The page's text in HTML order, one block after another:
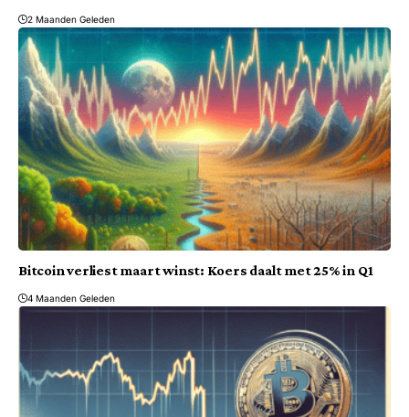
2 Maanden Geleden
Bitcoin verliest maart winst: Koers daalt met 25% in Q1
4 Maanden Geleden